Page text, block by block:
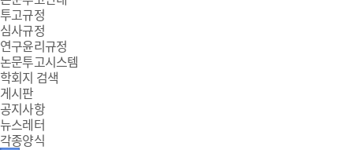
투고규정
심사규정
연구윤리규정
논문투고시스템
학회지 검색
게시판
공지사항
뉴스레터
각종양식